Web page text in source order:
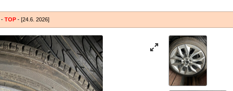
- TOP - [24.6. 2026]